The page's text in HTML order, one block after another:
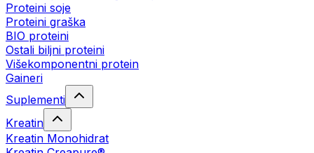
Proteini soje
Proteini graška
BIO proteini
Ostali biljni proteini
Višekomponentni protein
Gaineri
Suplementi
Kreatin
Kreatin Monohidrat